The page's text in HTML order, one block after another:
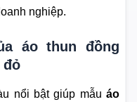
nghiệp.
áo thun đồng
đỏ
nổi bật giúp mẫu áo